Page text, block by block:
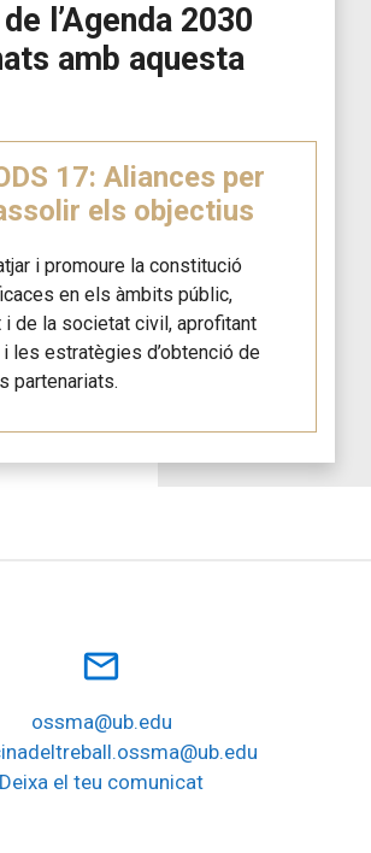
de l’Agenda 2030
amb aquesta
17: Aliances per
els objectius
i promoure la constitució
en els àmbits públic,
de la societat civil, aprofitant
i les estratègies d’obtenció de
partenariats.
mail_outline
ossma@ub.edu
Deixa el teu comunicat